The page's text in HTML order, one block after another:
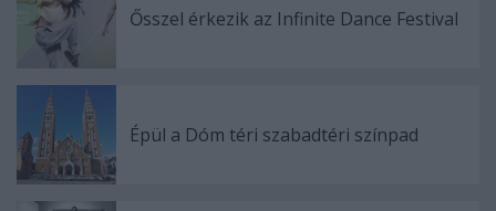
user protection.Ősszel érkezik az Infinite Dance Festival
Épül a Dóm téri szabadtéri színpad